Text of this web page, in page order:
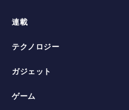
連載
テクノロジー
ガジェット
ゲーム